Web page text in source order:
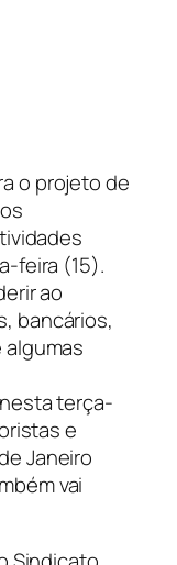
o projeto de
feira (15).
ao
bancários,
terça-
e
Janeiro
vai